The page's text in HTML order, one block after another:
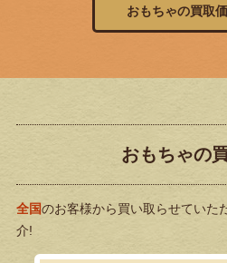
おもちゃの買取
おもちゃの
全国のお客様から買い取らせていた
介!